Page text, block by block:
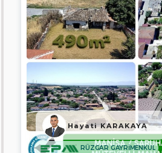
RÜZGAR GAYRİMENKUL
Hayati KARAKAYA